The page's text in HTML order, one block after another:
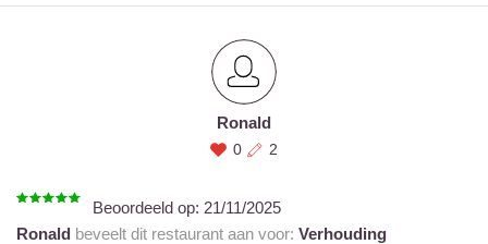
Ronald
0 2
Beoordeeld op: 21/11/2025
Ronald beveelt dit restaurant aan voor: Verhouding